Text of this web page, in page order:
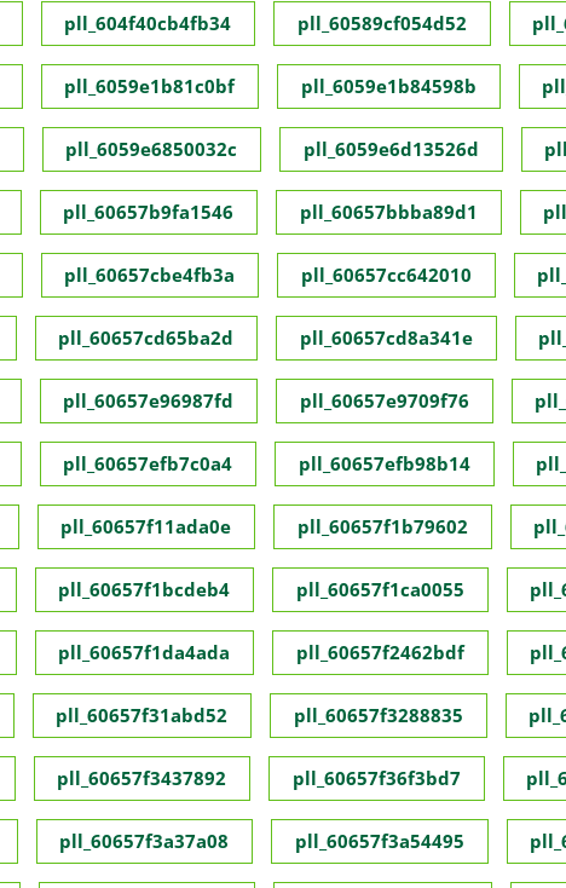
pll_604f40cb4fb34 pll_60589cf054d52
pll_6059e1b81c0bf pll_6059e1b84598b
pll_6059e6850032c pll_6059e6d13526d
pll_60657b9fa1546 pll_60657bbba89d1
pll_60657cbe4fb3a pll_60657cc642010
pll_60657cd65ba2d pll_60657cd8a341e
pll_60657e96987fd pll_60657e9709f76
pll_60657efb7c0a4 pll_60657efb98b14
pll_60657f11ada0e pll_60657f1b79602
pll_60657f1bcdeb4 pll_60657f1ca0055
pll_60657f1da4ada pll_60657f2462bdf
pll_60657f31abd52 pll_60657f3288835
pll_60657f3437892 pll_60657f36f3bd7
pll_60657f3a37a08 pll_60657f3a54495